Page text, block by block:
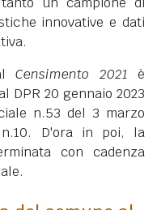
innovative e dati
Censimento 2021 è
DPR 20 gennaio 2023
n.53 del 3 marzo
n.10. D'ora in poi, la
con cadenza